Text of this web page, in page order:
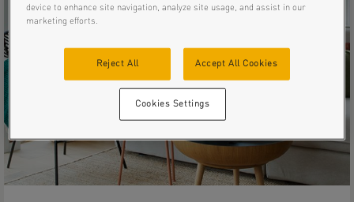
device to enhance site navigation, analyze site usage, and assist in our
marketing efforts.
Reject All Accept All Cookies
Cookies Settings